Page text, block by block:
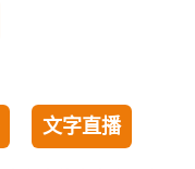
文字直播